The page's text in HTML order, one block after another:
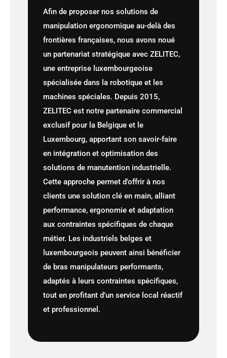
Afin de proposer nos solutions de
manipulation ergonomique au-delà des
frontières françaises, nous avons noué
un partenariat stratégique avec ZELITEC,
une entreprise luxembourgeoise
spécialisée dans la robotique et les
machines spéciales. Depuis 2015,
ZELITEC est notre partenaire commercial
exclusif pour la Belgique et le
Luxembourg, apportant son savoir-faire
en intégration et optimisation des
solutions de manutention industrielle.
Cette approche permet d’offrir à nos
clients une solution clé en main, alliant
performance, ergonomie et adaptation
aux contraintes spécifiques de chaque
métier. Les industriels belges et
luxembourgeois peuvent ainsi bénéficier
de bras manipulateurs performants,
adaptés à leurs contraintes spécifiques,
tout en profitant d’un service local réactif
et professionnel.